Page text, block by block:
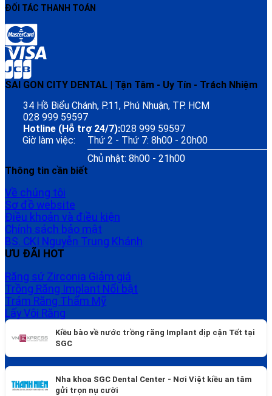
ĐỐI TÁC THANH TOÁN
SAI GON CITY DENTAL | Tận Tâm - Uy Tín - Trách Nhiệm
34 Hồ Biểu Chánh, P.11, Phú Nhuận, TP. HCM
028 999 59597
Hotline (Hỗ trợ 24/7):028 999 59597
Giờ làm việc:
Thứ 2 - Thứ 7: 8h00 - 20h00
Chủ nhật: 8h00 - 21h00
Thông tin cần biết
Về chúng tôi
Sơ đồ website
Điều khoản và điều kiện
Chính sách bảo mật
BS. CKI Nguyễn Trung Khánh
ƯU ĐÃI HOT
Răng sứ Zirconia
Trồng Răng Implant
Trám Răng Thẩm Mỹ
Lấy Vôi Răng
Kiều bào về nước trồng răng Implant dịp cận Tết tại
SGC
Nha khoa SGC Dental Center - Nơi Việt kiều an tâm
gửi trọn nụ cười